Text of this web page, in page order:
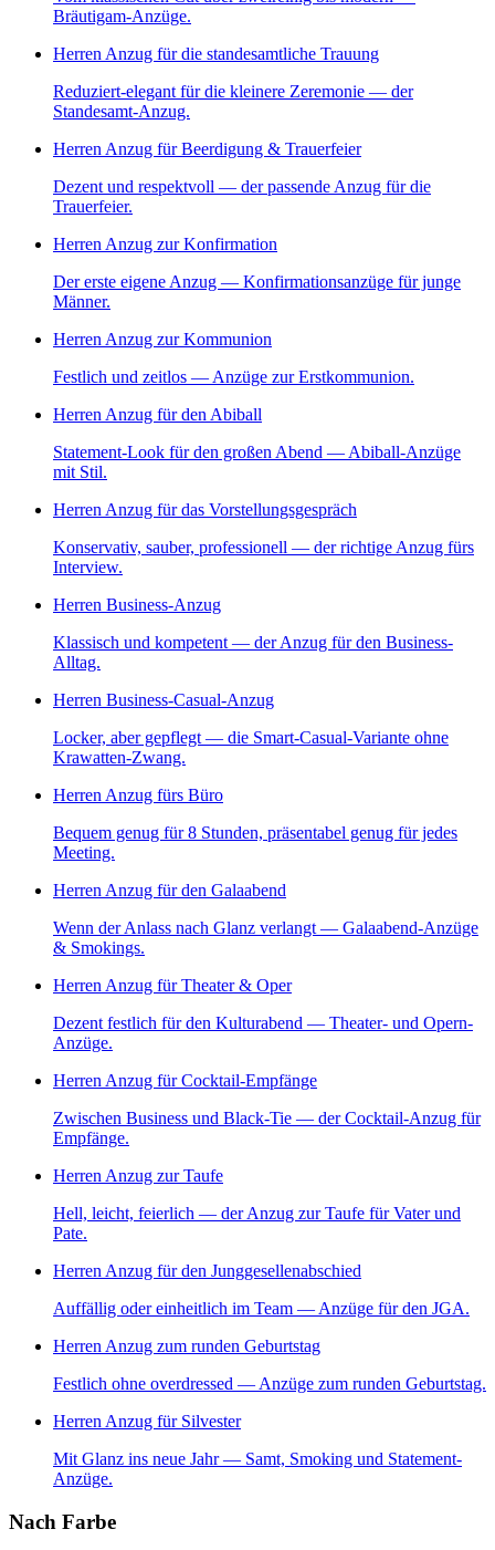
Bräutigam-Anzüge.
Herren Anzug für die standesamtliche Trauung
Reduziert-elegant für die kleinere Zeremonie — der
Standesamt-Anzug.
Herren Anzug für Beerdigung & Trauerfeier
Dezent und respektvoll — der passende Anzug für die
Trauerfeier.
Herren Anzug zur Konfirmation
Der erste eigene Anzug — Konfirmationsanzüge für junge
Männer.
Herren Anzug zur Kommunion
Festlich und zeitlos — Anzüge zur Erstkommunion.
Herren Anzug für den Abiball
Statement-Look für den großen Abend — Abiball-Anzüge
mit Stil.
Herren Anzug für das Vorstellungsgespräch
Konservativ, sauber, professionell — der richtige Anzug fürs
Interview.
Herren Business-Anzug
Klassisch und kompetent — der Anzug für den Business-
Alltag.
Herren Business-Casual-Anzug
Locker, aber gepflegt — die Smart-Casual-Variante ohne
Krawatten-Zwang.
Herren Anzug fürs Büro
Bequem genug für 8 Stunden, präsentabel genug für jedes
Meeting.
Herren Anzug für den Galaabend
Wenn der Anlass nach Glanz verlangt — Galaabend-Anzüge
& Smokings.
Herren Anzug für Theater & Oper
Dezent festlich für den Kulturabend — Theater- und Opern-
Anzüge.
Herren Anzug für Cocktail-Empfänge
Zwischen Business und Black-Tie — der Cocktail-Anzug für
Empfänge.
Herren Anzug zur Taufe
Hell, leicht, feierlich — der Anzug zur Taufe für Vater und
Pate.
Herren Anzug für den Junggesellenabschied
Auffällig oder einheitlich im Team — Anzüge für den JGA.
Herren Anzug zum runden Geburtstag
Festlich ohne overdressed — Anzüge zum runden Geburtstag.
Herren Anzug für Silvester
Mit Glanz ins neue Jahr — Samt, Smoking und Statement-
Anzüge.
Nach Farbe